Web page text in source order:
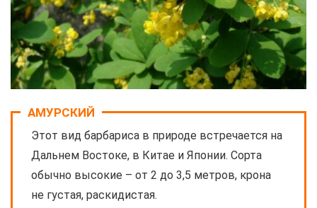
АМУРСКИЙ
Этот вид барбариса в природе встречается на
Дальнем Востоке, в Китае и Японии. Сорта
обычно высокие – от 2 до 3,5 метров, крона
не густая, раскидистая.